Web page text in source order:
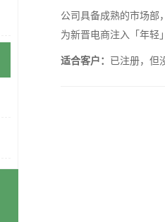
公司具备成熟的市场部
为新晋电商注入「年轻
适合客户： 已注册，但